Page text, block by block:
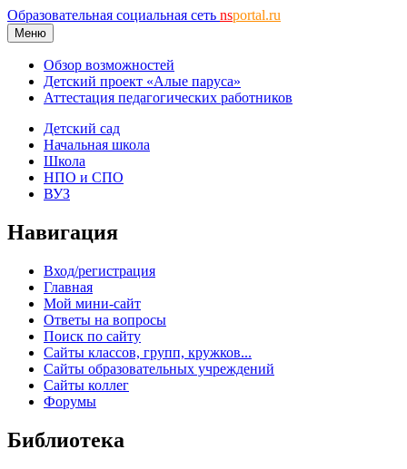
Образовательная социальная сеть nsportal.ru
Меню
Обзор возможностей
Детский проект «Алые паруса»
Аттестация педагогических работников
Детский сад
Начальная школа
Школа
НПО и СПО
ВУЗ
Навигация
Вход/регистрация
Главная
Мой мини-сайт
Ответы на вопросы
Поиск по сайту
Сайты классов, групп, кружков...
Сайты образовательных учреждений
Сайты коллег
Форумы
Библиотека